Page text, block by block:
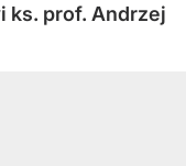
ks. prof. Andrzej